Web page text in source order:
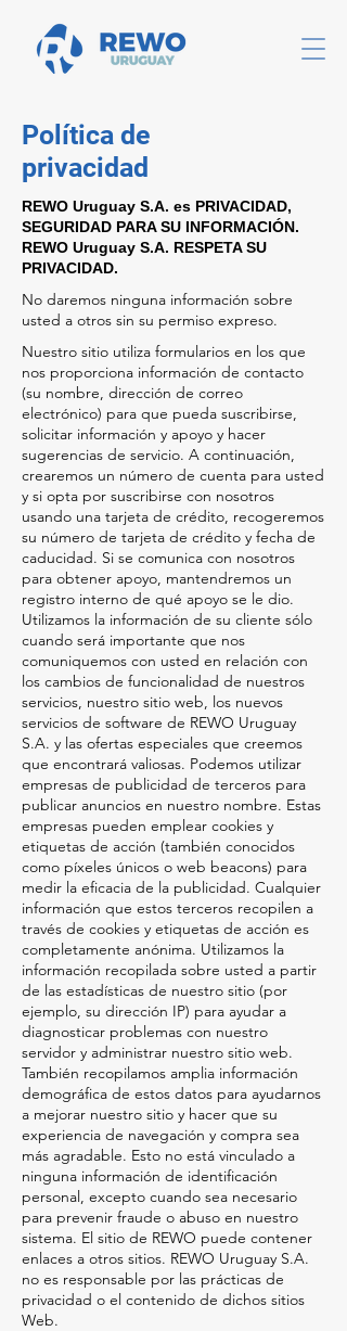
Política de
privacidad
REWO Uruguay S.A. es PRIVACIDAD,
SEGURIDAD PARA SU INFORMACIÓN.
REWO Uruguay S.A. RESPETA SU
PRIVACIDAD.
No daremos ninguna información sobre
usted a otros sin su permiso expreso.
Nuestro sitio utiliza formularios en los que
nos proporciona información de contacto
(su nombre, dirección de correo
electrónico) para que pueda suscribirse,
solicitar información y apoyo y hacer
sugerencias de servicio. A continuación,
crearemos un número de cuenta para usted
y si opta por suscribirse con nosotros
usando una tarjeta de crédito, recogeremos
su número de tarjeta de crédito y fecha de
caducidad. Si se comunica con nosotros
para obtener apoyo, mantendremos un
registro interno de qué apoyo se le dio.
Utilizamos la información de su cliente sólo
cuando será importante que nos
comuniquemos con usted en relación con
los cambios de funcionalidad de nuestros
servicios, nuestro sitio web, los nuevos
servicios de software de REWO Uruguay
S.A. y las ofertas especiales que creemos
que encontrará valiosas. Podemos utilizar
empresas de publicidad de terceros para
publicar anuncios en nuestro nombre. Estas
empresas pueden emplear cookies y
etiquetas de acción (también conocidos
como píxeles únicos o web beacons) para
medir la eficacia de la publicidad. Cualquier
información que estos terceros recopilen a
través de cookies y etiquetas de acción es
completamente anónima. Utilizamos la
información recopilada sobre usted a partir
de las estadísticas de nuestro sitio (por
ejemplo, su dirección IP) para ayudar a
diagnosticar problemas con nuestro
servidor y administrar nuestro sitio web.
También recopilamos amplia información
demográfica de estos datos para ayudarnos
a mejorar nuestro sitio y hacer que su
experiencia de navegación y compra sea
más agradable. Esto no está vinculado a
ninguna información de identificación
personal, excepto cuando sea necesario
para prevenir fraude o abuso en nuestro
sistema. El sitio de REWO puede contener
enlaces a otros sitios. REWO Uruguay S.A.
no es responsable por las prácticas de
privacidad o el contenido de dichos sitios
Web.​